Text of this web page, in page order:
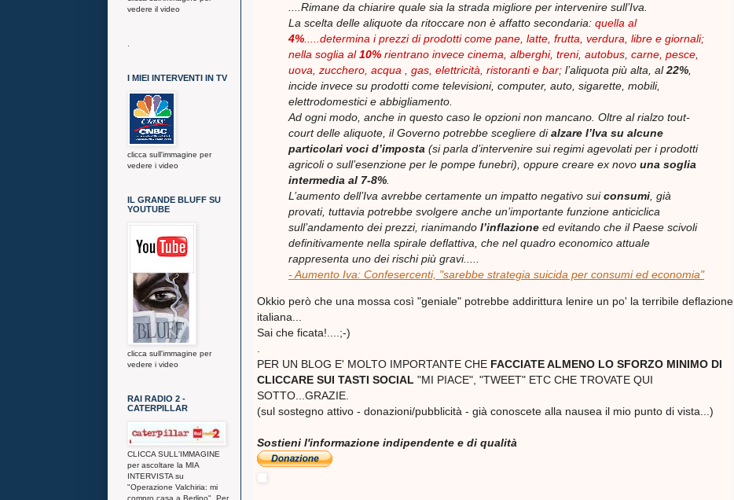
....Rimane da chiarire quale sia la strada migliore per intervenire sull’Iva.
La scelta delle aliquote da ritoccare non è affatto secondaria: quella al
4% .....determina i prezzi di prodotti come pane, latte, frutta, verdura, libre e giornali;
nella soglia al10% rientrano invece cinema, alberghi, treni, autobus, carne, pesce,
uova, zucchero, acqua , gas, elettricità, ristoranti e bar; l’aliquota più alta, al22%
incide invece su prodotti come televisioni, computer, auto, sigarette, mobili,
elettrodomestici e abbigliamento.
Ad ogni modo, anche in questo caso le opzioni non mancano. Oltre al rialzo tout-
court delle aliquote, il Governo potrebbe scegliere dialzare l’Iva su alcune
particolari voci d’imposta (si parla d’intervenire sui regimi agevolati per i prodotti
agricoli o sull’esenzione per le pompe funebri), oppure creare ex novo una soglia
intermedia al 7-8%
L’aumento dell’Iva avrebbe certamente un impatto negativo suiconsumi , già
provati, tuttavia potrebbe svolgere anche un’importante funzione anticiclica
sull’andamento dei prezzi, rianimando l’inflazione ed evitando che il Paese scivoli
definitivamente nella spirale deflattiva, che nel quadro economico attuale
rappresenta uno dei rischi più gravi.....
- Aumento Iva: Confesercenti, "sarebbe strategia suicida per consumi ed economia"
Okkio però che una mossa così "geniale" potrebbe addirittura lenire un po' la terribile deflazione
italiana...
Sai che ficata!....;-)
PER UN BLOG E' MOLTO IMPORTANTE CHE FACCIATE ALMENO LO SFORZO MINIMO DI
CLICCARE SUI TASTI SOCIAL "MI PIACE", "TWEET" ETC CHE TROVATE QUI
SOTTO...GRAZIE.
(sul sostegno attivo - donazioni/pubblicità - già conoscete alla nausea il mio punto di vista...)
Sostieni l'informazione indipendente e di qualità
vedere il video
I MIEI INTERVENTI IN TV
clicca sull'immagine per
vedere i video
IL GRANDE BLUFF SU
YOUTUBE
clicca sull'immagine per
vedere i video
RAI RADIO 2 -
CATERPILLAR
CLICCA SULL'IMMAGINE
per ascoltare la MIA
INTERVISTA su
"Operazione Valchiria: mi
compro casa a Berlino". Per